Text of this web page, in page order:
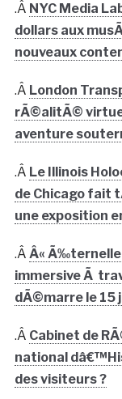
.Â NYC Media
dollars aux
nouveaux
.Â London
rÃ©alitÃ©
aventure
.Â Le Illinois
de Chicago fait
une exposition
.Â Â«
immersive Ã
dÃ©marre le 15
.Â Cabinet de
national
des visiteurs ?